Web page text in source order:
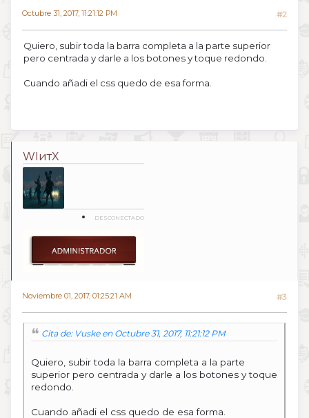
Octubre 31, 2017, 11:21:12 PM #2
Quiero, subir toda la barra completa a la parte superior
pero centrada y darle a los botones y toque redondo.
Cuando añadi el css quedo de esa forma.
WIитX
DESCONECTADO
Noviembre 01, 2017, 01:25:21 AM #3
Cita de: Vuske en Octubre 31, 2017, 11:21:12 PM
Quiero, subir toda la barra completa a la parte
superior pero centrada y darle a los botones y toque
redondo.
Cuando añadi el css quedo de esa forma.